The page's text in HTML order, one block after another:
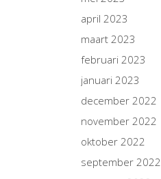
april 2023
maart 2023
februari 2023
januari 2023
december 2022
november 2022
oktober 2022
september 2022